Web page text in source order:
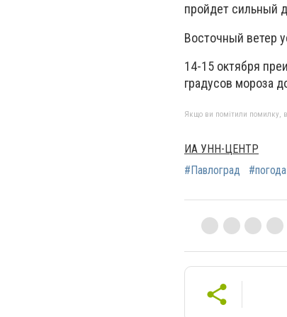
пройдет сильный
Восточный ветер
14-15 октября
градусов мороза
Якщо ви помітили помилку,
ИА УНН-ЦЕНТР
#Павлоград
#погода